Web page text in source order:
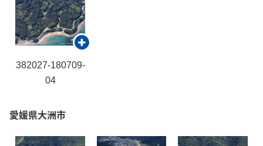
382027-180709-
04
愛媛県大洲市